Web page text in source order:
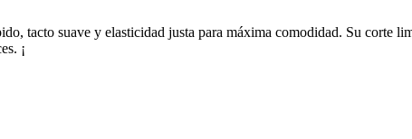
tacto suave y elasticidad justa para máxima comodidad. Su corte
¡